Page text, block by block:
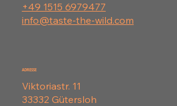
+49 1515 6979477
info@taste-the-wild.com
ADRESSE
Viktoriastr. 11
33332 Gütersloh